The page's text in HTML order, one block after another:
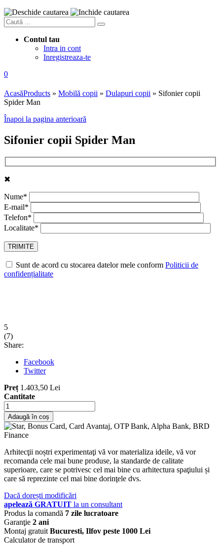
Contul tau
Intra in cont
Inregistreaza-te
0
AcasăProducts » Mobilă copii » Dulapuri copii » Sifonier copii
Spider Man
Înapoi la pagina anterioară
Sifonier copii Spider Man
✖
Nume*
E-mail*
Telefon*
Localitate*
Sunt de acord cu stocarea datelor mele conform Politicii de
confidențialitate
5
(7)
Share:
Facebook
Twitter
Preț 1.403,50 Lei
Cantitate
Adaugă în coș
Arhitecţii noștri experimentaţi vă vor materializa ideile, vă vor
recomanda cele mai bune produse, la standarde de calitate
superioare, care se potrivesc cel mai bine cu arhitectura spaţiului și
care să reprezinte cel mai bine dorinţele dvs.
Dacă dorești modificări
apelează GRATUIT la un consultant
Produs la comandă 7 zile lucratoare
Garanţie 2 ani
Montaj gratuit Bucuresti, Ilfov peste 1000 Lei
Calculator de transport